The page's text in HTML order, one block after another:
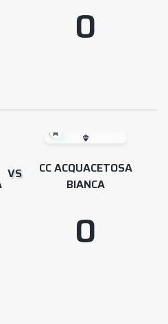
0
VS
CC ACQUACETOSA
BIANCA
0